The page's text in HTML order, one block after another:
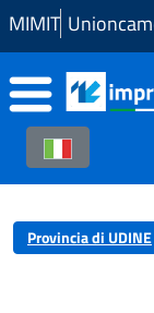
Skip to Main
MIMIT
Provincia di UDINE